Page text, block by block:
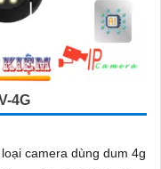
4G
camera dùng dum 4g